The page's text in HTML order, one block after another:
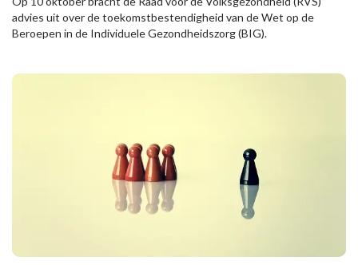
advies uit over de toekomstbestendigheid van de Wet op de
Beroepen in de Individuele Gezondheidszorg (BIG).